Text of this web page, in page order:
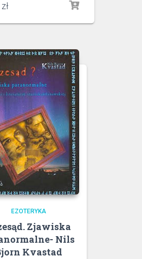
zł
EZOTERYKA
Zjawiska
Nils
Kvastad